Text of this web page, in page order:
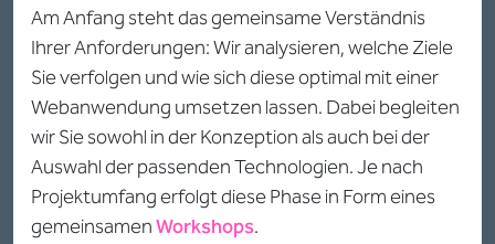
Am Anfang steht das gemeinsame Verständnis
Ihrer Anforderungen: Wir analysieren, welche Ziele
Sie verfolgen und wie sich diese optimal mit einer
Webanwendung umsetzen lassen. Dabei begleiten
wir Sie sowohl in der Konzeption als auch bei der
Auswahl der passenden Technologien. Je nach
Projektumfang erfolgt diese Phase in Form eines
gemeinsamenWorkshops.